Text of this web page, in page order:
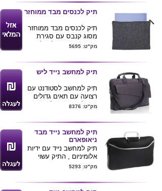
מידות: 40X36X7 ס''מ
תיק לכנסים מבד ממוחזר
תיק לכנסים מבד ממוחזר
מסוג קנבס עם סגירת
מק"ט: 5695
תיק למחשב נייד ליש
תיק למחשב לסטודנט עם
רצועה עם תאים גדולים
ניתן להדפיס או לרקום ע''ג
מידות - 33x45
מק"ט: 8376
תיק למחשב נייד מבד
ניאופארם
תיק למחשב נייד עם ידיות
אלומיניום , התיק עשוי
מבד ניאופארם איכותי
מגיע בצבע שחור.
מתאים למחשב 15.0"
מק"ט: 5293